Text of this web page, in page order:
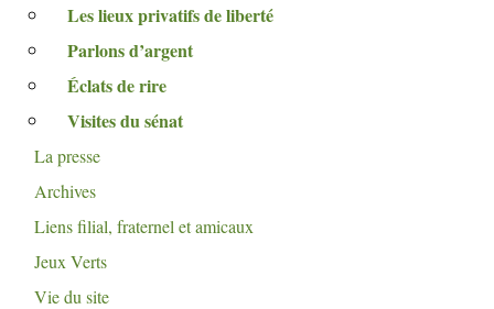
Les lieux privatifs de liberté
Parlons d’argent
Éclats de rire
Visites du sénat
La presse
Archives
Liens filial, fraternel et amicaux
Jeux Verts
Vie du site